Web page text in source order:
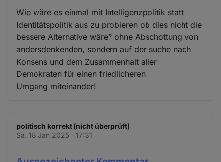
Wie wäre es einmal mit Intelligenzpolitik statt
Identitätspolitik aus zu probieren ob dies nicht die
bessere Alternative wäre? ohne Abschottung von
andersdenkenden, sondern auf der suche nach
Konsens und dem Zusammenhalt aller
Demokraten für einen friedlicheren
Umgang miteinander!
politisch korrekt (nicht überprüft)
Sa. 18 Jan 2025 - 17:31